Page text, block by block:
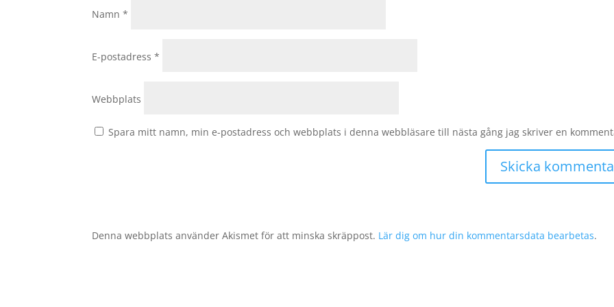
Namn*
E-postadress*
Webbplats
Spara mitt namn, min e-postadress och webbplats i denna webbläsare till nästa gång jag skriver en
Denna webbplats använder Akismet för att minska skräppost. Lär dig om hur din kommentarsdata bearbetas.